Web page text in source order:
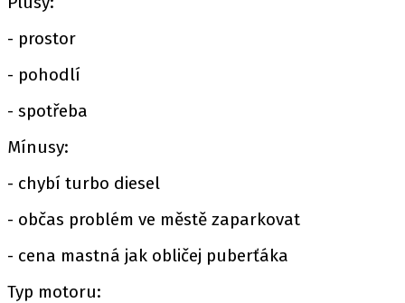
- prostor
- pohodlí
- spotřeba
Mínusy:
- chybí turbo diesel
- občas problém ve městě zaparkovat
- cena mastná jak obličej puberťáka
Typ motoru: